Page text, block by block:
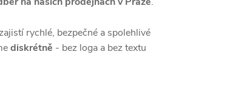
rychlé, bezpečné a spolehlivé
diskrétně - bez loga a bez textu